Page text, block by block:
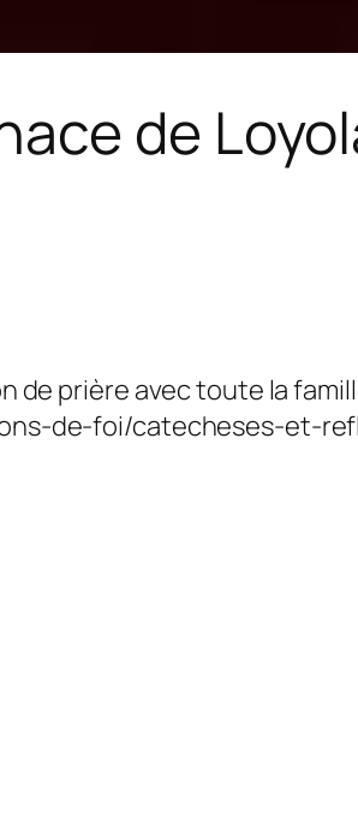
de
de prière avec toute la
de-foi/catecheses-et-